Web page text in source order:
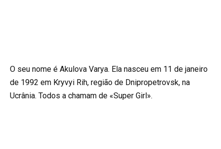
O seu nome é Akulova Varya. Ela nasceu em 11 de janeiro
de 1992 em Kryvyi Rih, região de Dnipropetrovsk, na
Ucrânia. Todos a chamam de «Super Girl».